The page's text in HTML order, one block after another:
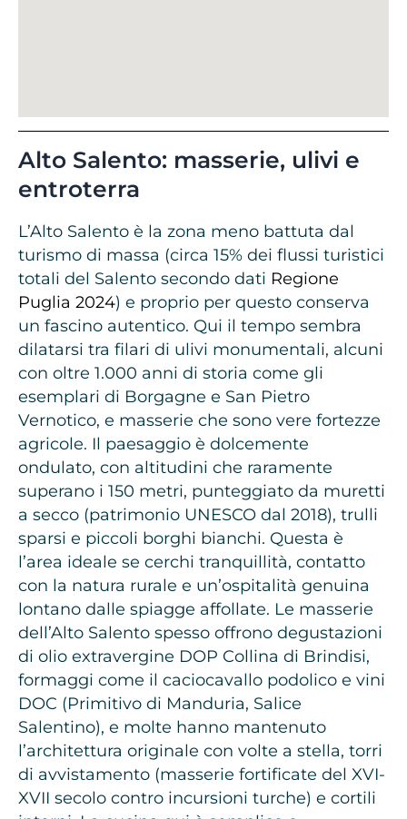
Alto Salento: masserie, ulivi e
entroterra
L’Alto Salento è la zona meno battuta dal
turismo di massa (circa 15% dei flussi turistici
totali del Salento secondo dati Regione
Puglia 2024) e proprio per questo conserva
un fascino autentico. Qui il tempo sembra
dilatarsi tra filari di ulivi monumentali, alcuni
con oltre 1.000 anni di storia come gli
esemplari di Borgagne e San Pietro
Vernotico, e masserie che sono vere fortezze
agricole. Il paesaggio è dolcemente
ondulato, con altitudini che raramente
superano i 150 metri, punteggiato da muretti
a secco (patrimonio UNESCO dal 2018), trulli
sparsi e piccoli borghi bianchi. Questa è
l’area ideale se cerchi tranquillità, contatto
con la natura rurale e un’ospitalità genuina
lontano dalle spiagge affollate. Le masserie
dell’Alto Salento spesso offrono degustazioni
di olio extravergine DOP Collina di Brindisi,
formaggi come il caciocavallo podolico e vini
DOC (Primitivo di Manduria, Salice
Salentino), e molte hanno mantenuto
l’architettura originale con volte a stella, torri
di avvistamento (masserie fortificate del XVI-
XVII secolo contro incursioni turche) e cortili